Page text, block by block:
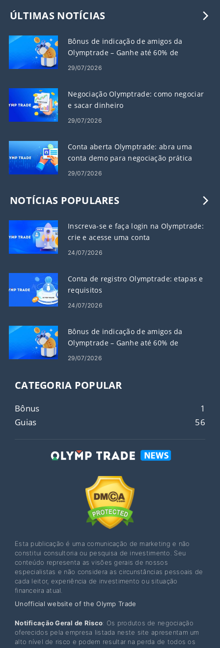
ÚLTIMAS NOTÍCIAS
Bônus de indicação de amigos da
Olymptrade – Ganhe até 60% de
comissão sobre indicações
29/07/2026
Negociação Olymptrade: como negociar
e sacar dinheiro
29/07/2026
Conta aberta Olymptrade: abra uma
conta demo para negociação prática
29/07/2026
NOTÍCIAS POPULARES
Inscreva-se e faça login na Olymptrade:
crie e acesse uma conta
24/07/2026
Conta de registro Olymptrade: etapas e
requisitos
24/07/2026
Bônus de indicação de amigos da
Olymptrade – Ganhe até 60% de
comissão sobre indicações
29/07/2026
CATEGORIA POPULAR
Bônus
1
Guias
56
Esta publicação é uma comunicação de marketing e não
constitui consultoria ou pesquisa de investimento. Seu
conteúdo representa as visões gerais de nossos
especialistas e não considera as circunstâncias pessoais de
cada leitor, experiência de investimento ou situação
financeira atual.
Unofficial website of the Olymp Trade
Notificação Geral de Risco: Os produtos de negociação
oferecidos pela empresa listada neste site apresentam um
alto nível de risco e podem resultar na perda de todos os